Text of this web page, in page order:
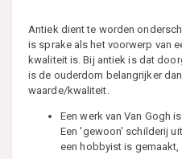
Antiek dient te worden
is sprake als het voorwerp van
kwaliteit is. Bij antiek is dat
is de ouderdom belangrijker
waarde/kwaliteit.
Een werk van Van Gogh
Een 'gewoon' schilderij
een hobbyist is gemaakt,